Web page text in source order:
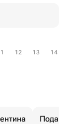
12 13 14